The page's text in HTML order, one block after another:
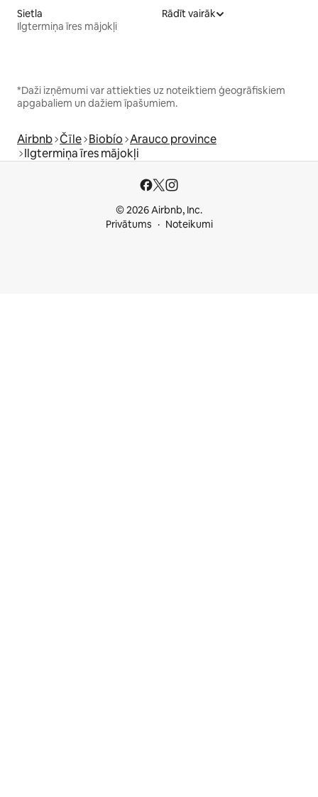
Sietla
Ilgtermiņa īres mājokļi
Rādīt vairāk
*Daži izņēmumi var attiekties uz noteiktiem ģeogrāfiskiem
apgabaliem un dažiem īpašumiem.
Airbnb Čīle Biobío Arauco province
Ilgtermiņa īres mājokļi
© 2026 Airbnb, Inc.
Privātums
Noteikumi